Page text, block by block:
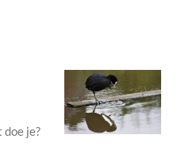
je?